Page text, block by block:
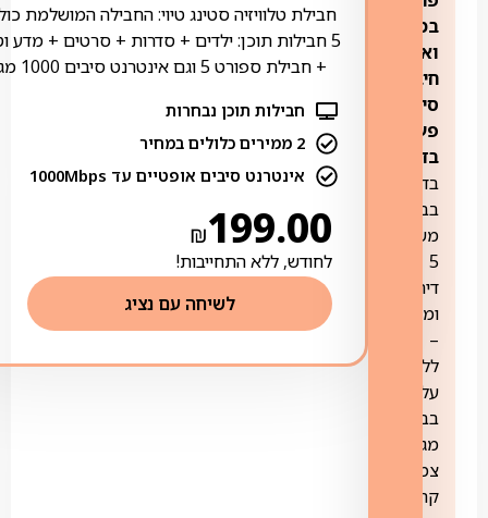
במידה
ואין
חיבור
סיבים
פעיל
בדירה
בדירה
בבניין
משותף
5
דירות
ומעלה
–
ללא
עלות
בבית
מגורים
צמוד
קרקע
חבילת טלוויזיה סטינג טיוי: החבילה המושלמת
5 חבילות תוכן: ילדים + סדרות + סרטים + מדע
+ חבילת ספורט 5 וגם אינטרנט סיבים 1000 מגה
חבילות תוכן נבחרות
2 ממירים כלולים במחיר
אינטרנט סיבים אופטיים עד 1000Mbps
₪199.00
לחודש, ללא התחייבות!
לשיחה עם נציג